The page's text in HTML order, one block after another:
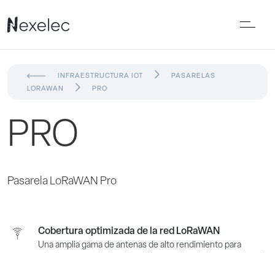
INFRAESTRUCTURA IOT
PASARELAS
LORAWAN
PRO
PRO
Pasarela LoRaWAN Pro
Cobertura optimizada de la red LoRaWAN
Una amplia gama de antenas de alto rendimiento para